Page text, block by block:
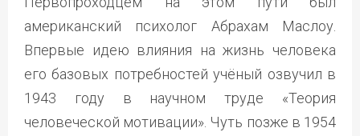
американский психолог Абрахам Маслоу.
Впервые идею влияния на жизнь человека
его базовых потребностей учёный озвучил в
1943 году в научном труде «Теория
человеческой мотивации». Чуть позже в 1954